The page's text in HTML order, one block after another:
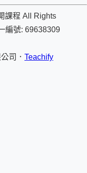
課程 All Rights
編號: 69638309
司． Teachify